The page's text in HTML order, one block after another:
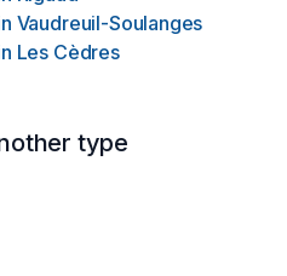
Vaudreuil-Soulanges
Les Cèdres
type